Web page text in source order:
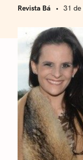
Revista Bá 31